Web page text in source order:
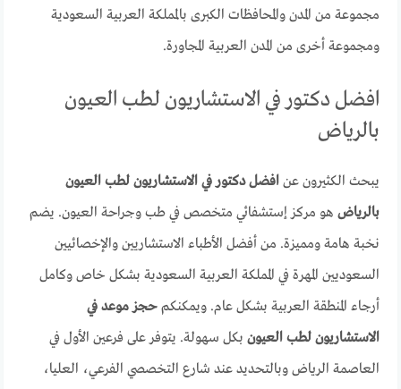
مجموعة من المدن والمحافظات الكبرى بالمملكة العربية السعودية
ومجموعة أخرى من المدن العربية المجاورة.
افضل دكتور في الاستشاريون لطب العيون
بالرياض
يبحث الكثيرون عنافضل دكتور في الاستشاريون لطب العيون
بالرياض هو مركز إستشفائي متخصص في طب وجراحة العيون. يضم
نخبة هامة ومميزة. من أفضل الأطباء الاستشاريين والإخصائيين
السعوديين المهرة في المملكة العربية السعودية بشكل خاص وكامل
أرجاء المنطقة العربية بشكل عام. ويمكنكمحجز موعد في
الاستشاريون لطب العيون بكل سهولة. يتوفر على فرعين الأول في
العاصمة الرياض وبالتحديد عند شارع التخصصي الفرعي، العليا،